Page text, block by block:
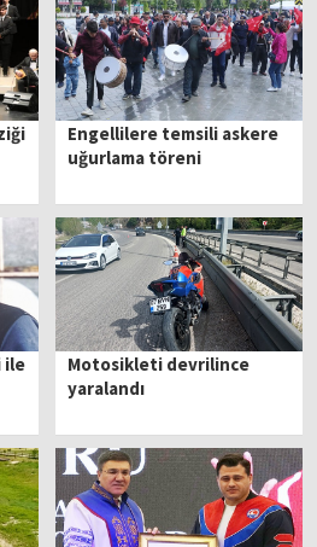
Engellilere temsili askere
uğurlama töreni
ile
Motosikleti devrilince
yaralandı